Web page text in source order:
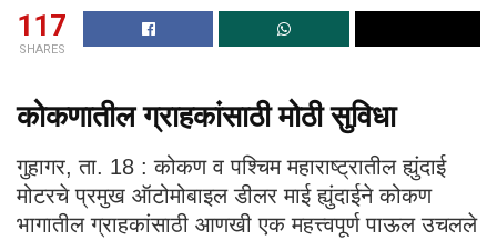
117
SHARES
कोकणातील ग्राहकांसाठी मोठी सुविधा
गुहागर, ता. 18 : कोकण व पश्चिम महाराष्ट्रातील ह्युंदाई
मोटरचे प्रमुख ऑटोमोबाइल डीलर माई ह्युंदाईने कोकण
भागातील ग्राहकांसाठी आणखी एक महत्त्वपूर्ण पाऊल उचलले